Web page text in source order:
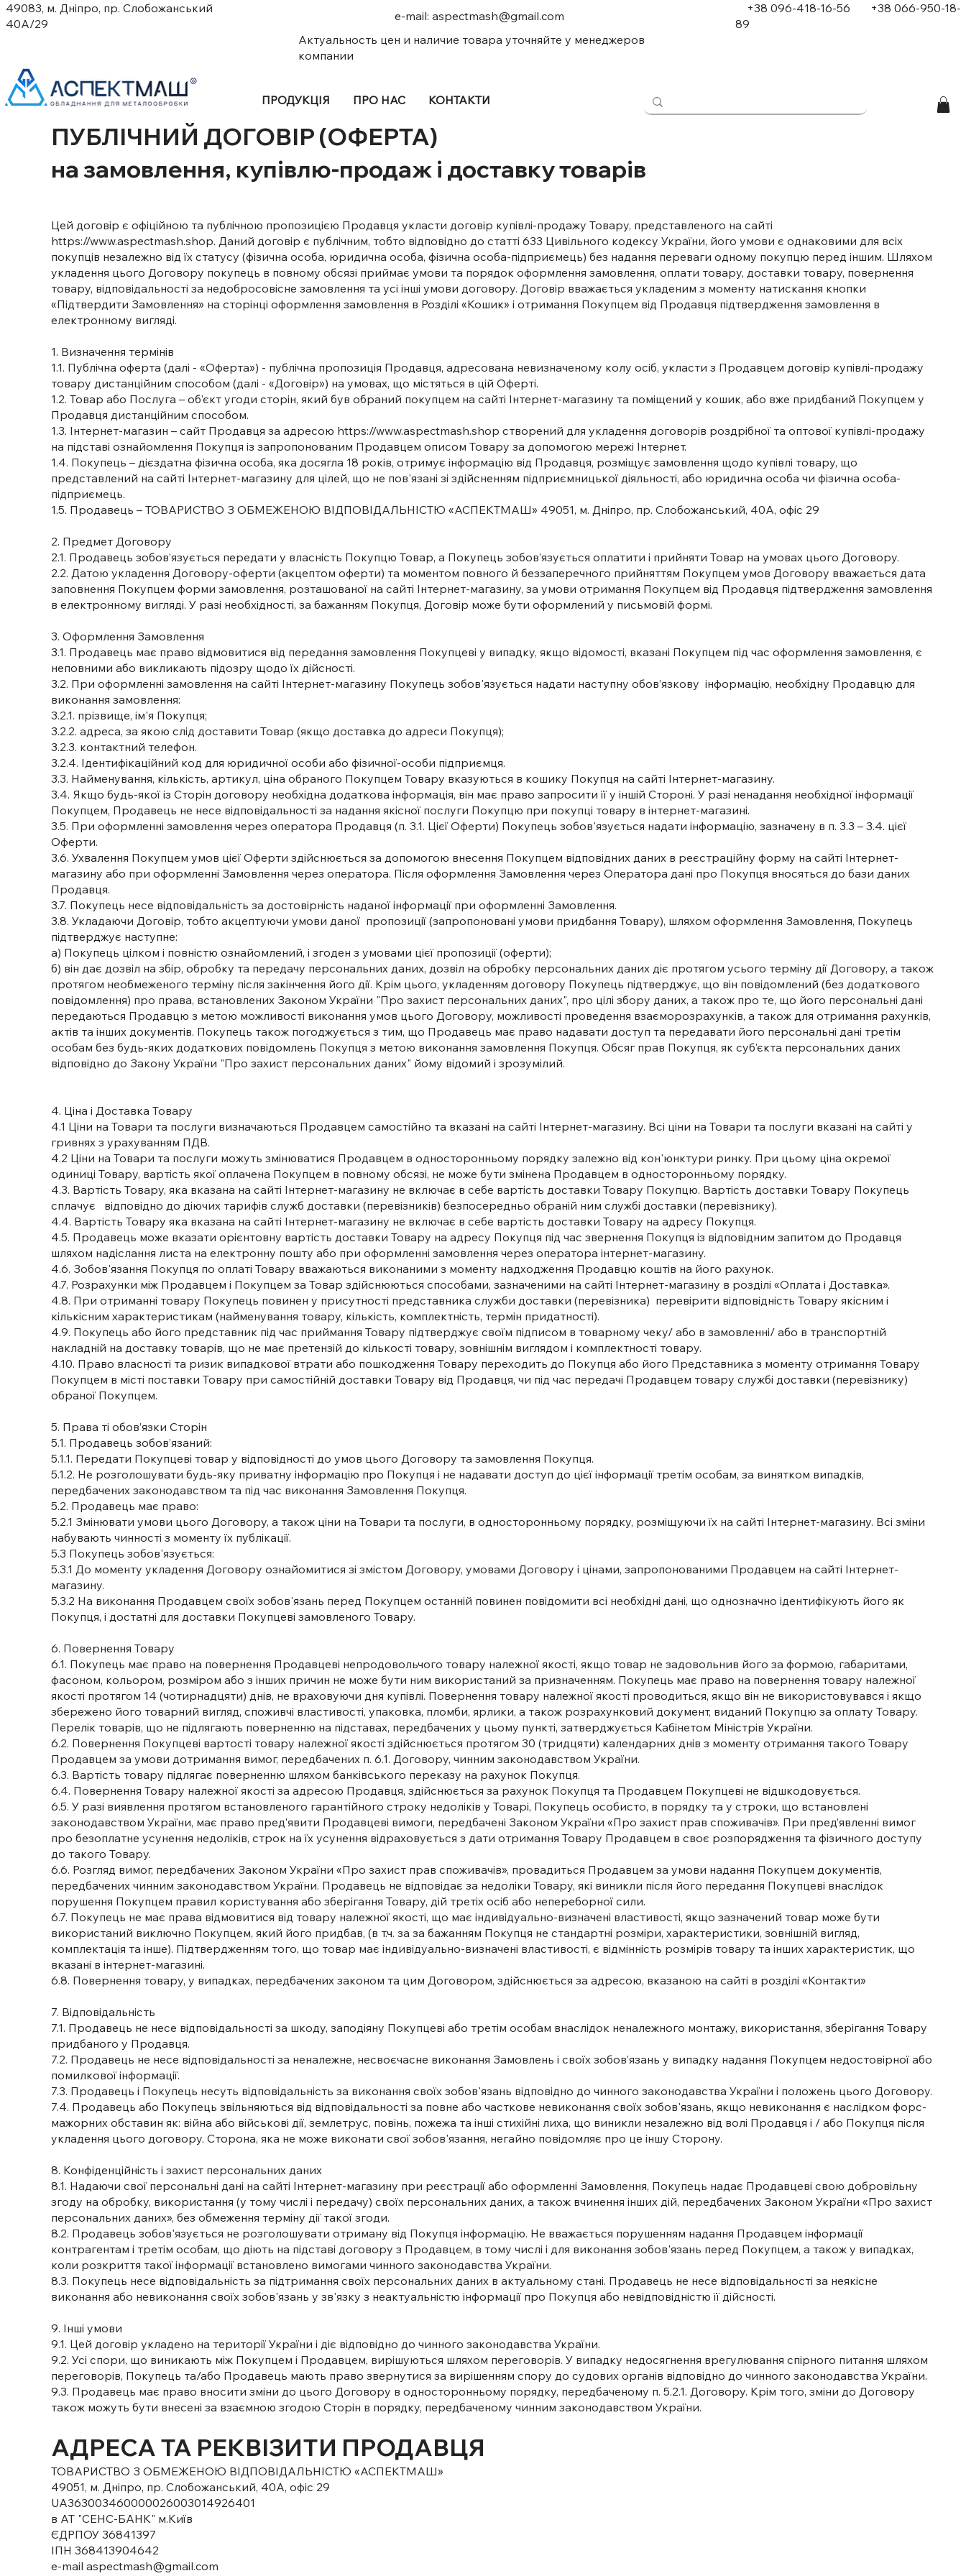
49083, м. Дніпро, пр. Слобожанський
40А/29
e-mail: aspectmash@gmail.com
+38 096-418-16-56 +38 066-950-18-
89
Актуальность цен и наличие товара уточняйте у менеджеров
компании
ПРОДУКЦІЯ ПРО НАС КОНТАКТИ
ПУБЛІЧНИЙ ДОГОВІР (ОФЕРТА)
на замовлення, купівлю-продаж і доставку товарів
Цей договір є офіційною та публічною пропозицією Продавця укласти договір купівлі-продажу Товару, представленого на сайті
https://www.aspectmash.shop. Даний договір є публічним, тобто відповідно до статті 633 Цивільного кодексу України, його умови є однаковими для всіх
покупців незалежно від їх статусу (фізична особа, юридична особа, фізична особа-підприємець) без надання переваги одному покупцю перед іншим. Шляхом
укладення цього Договору покупець в повному обсязі приймає умови та порядок оформлення замовлення, оплати товару, доставки товару, повернення
товару, відповідальності за недобросовісне замовлення та усі інші умови договору. Договір вважається укладеним з моменту натискання кнопки
«Підтвердити Замовлення» на сторінці оформлення замовлення в Розділі «Кошик» і отримання Покупцем від Продавця підтвердження замовлення в
електронному вигляді.
1. Визначення термінів
1.1. Публічна оферта (далі - «Оферта») - публічна пропозиція Продавця, адресована невизначеному колу осіб, укласти з Продавцем договір купівлі-продажу
товару дистанційним способом (далі - «Договір») на умовах, що містяться в цій Оферті.
1.2. Товар або Послуга – об'єкт угоди сторін, який був обраний покупцем на сайті Інтернет-магазину та поміщений у кошик, або вже придбаний Покупцем у
Продавця дистанційним способом.
1.3. Інтернет-магазин – сайт Продавця за адресою https://www.aspectmash.shop створений для укладення договорів роздрібної та оптової купівлі-продажу
на підставі ознайомлення Покупця із запропонованим Продавцем описом Товару за допомогою мережі Інтернет.
1.4. Покупець – дієздатна фізична особа, яка досягла 18 років, отримує інформацію від Продавця, розміщує замовлення щодо купівлі товару, що
представлений на сайті Інтернет-магазину для цілей, що не пов'язані зі здійсненням підприємницької діяльності, або юридична особа чи фізична особа-
підприємець.
1.5. Продавець – ТОВАРИСТВО З ОБМЕЖЕНОЮ ВІДПОВІДАЛЬНІСТЮ «АСПЕКТМАШ» 49051, м. Дніпро, пр. Слобожанський, 40А, офіс 29
2. Предмет Договору
2.1. Продавець зобов’язується передати у власність Покупцю Товар, а Покупець зобов’язується оплатити і прийняти Товар на умовах цього Договору.
2.2. Датою укладення Договору-оферти (акцептом оферти) та моментом повного й беззаперечного прийняттям Покупцем умов Договору вважається дата
заповнення Покупцем форми замовлення, розташованої на сайті Інтернет-магазину, за умови отримання Покупцем від Продавця підтвердження замовлення
в електронному вигляді. У разі необхідності, за бажанням Покупця, Договір може бути оформлений у письмовій формі.
3. Оформлення Замовлення
3.1. Продавець має право відмовитися від передання замовлення Покупцеві у випадку, якщо відомості, вказані Покупцем під час оформлення замовлення, є
неповними або викликають підозру щодо їх дійсності.​
3.2. При оформленні замовлення на сайті Інтернет-магазину Покупець зобов'язується надати наступну обов’язкову інформацію, необхідну Продавцю для
виконання замовлення:
3.2.1. прізвище, ім'я Покупця;
3.2.2. адреса, за якою слід доставити Товар (якщо доставка до адреси Покупця);
3.2.3. контактний телефон.
3.2.4. Ідентифікаційний код для юридичної особи або фізичної-особи підприємця.
3.3. Найменування, кількість, артикул, ціна обраного Покупцем Товару вказуються в кошику Покупця на сайті Інтернет-магазину.
3.4. Якщо будь-якої із Сторін договору необхідна додаткова інформація, він має право запросити її у іншій Стороні. У разі ненадання необхідної інформації
Покупцем, Продавець не несе відповідальності за надання якісної послуги Покупцю при покупці товару в інтернет-магазині.
3.5. При оформленні замовлення через оператора Продавця (п. 3.1. Цієї Оферти) Покупець зобов'язується надати інформацію, зазначену в п. 3.3 – 3.4. цієї
Оферти.
3.6. Ухвалення Покупцем умов цієї Оферти здійснюється за допомогою внесення Покупцем відповідних даних в реєстраційну форму на сайті Інтернет-
магазину або при оформленні Замовлення через оператора. Після оформлення Замовлення через Оператора дані про Покупця вносяться до бази даних
Продавця.
3.7. Покупець несе відповідальність за достовірність наданої інформації при оформленні Замовлення.
3.8. Укладаючи Договір, тобто акцептуючи умови даної пропозиції (запропоновані умови придбання Товару), шляхом оформлення Замовлення, Покупець
підтверджує наступне:
а) Покупець цілком і повністю ознайомлений, і згоден з умовами цієї пропозиції (оферти);
б) він дає дозвіл на збір, обробку та передачу персональних даних, дозвіл на обробку персональних даних діє протягом усього терміну дії Договору, а також
протягом необмеженого терміну після закінчення його дії. Крім цього, укладенням договору Покупець підтверджує, що він повідомлений (без додаткового
повідомлення) про права, встановлених Законом України "Про захист персональних даних", про цілі збору даних, а також про те, що його персональні дані
передаються Продавцю з метою можливості виконання умов цього Договору, можливості проведення взаєморозрахунків, а також для отримання рахунків,
актів та інших документів. Покупець також погоджується з тим, що Продавець має право надавати доступ та передавати його персональні дані третім
особам без будь-яких додаткових повідомлень Покупця з метою виконання замовлення Покупця. Обсяг прав Покупця, як суб'єкта персональних даних
відповідно до Закону України "Про захист персональних даних" йому відомий і зрозумілий.
4. Ціна і Доставка Товару
4.1 Ціни на Товари та послуги визначаються Продавцем самостійно та вказані на сайті Інтернет-магазину. Всі ціни на Товари та послуги вказані на сайті у
гривнях з урахуванням ПДВ.
4.2 Ціни на Товари та послуги можуть змінюватися Продавцем в односторонньому порядку залежно від кон'юнктури ринку. При цьому ціна окремої
одиниці Товару, вартість якої оплачена Покупцем в повному обсязі, не може бути змінена Продавцем в односторонньому порядку.
4.3. Вартість Товару, яка вказана на сайті Інтернет-магазину не включає в себе вартість доставки Товару Покупцю. Вартість доставки Товару Покупець
сплачує відповідно до діючих тарифів служб доставки (перевізників) безпосередньо обраній ним службі доставки (перевізнику).
4.4. Вартість Товару яка вказана на сайті Інтернет-магазину не включає в себе вартість доставки Товару на адресу Покупця.
4.5. Продавець може вказати орієнтовну вартість доставки Товару на адресу Покупця під час звернення Покупця із відповідним запитом до Продавця
шляхом надіслання листа на електронну пошту або при оформленні замовлення через оператора інтернет-магазину.
4.6. Зобов'язання Покупця по оплаті Товару вважаються виконаними з моменту надходження Продавцю коштів на його рахунок.
4.7. Розрахунки між Продавцем і Покупцем за Товар здійснюються способами, зазначеними на сайті Інтернет-магазину в розділі «Оплата і Доставка».
4.8. При отриманні товару Покупець повинен у присутності представника служби доставки (перевізника) перевірити відповідність Товару якісним і
кількісним характеристикам (найменування товару, кількість, комплектність, термін придатності).
4.9. Покупець або його представник під час приймання Товару підтверджує своїм підписом в товарному чеку/ або в замовленні/ або в транспортній
накладній на доставку товарів, що не має претензій до кількості товару, зовнішнім виглядом і комплектності товару.
4.10. Право власності та ризик випадкової втрати або пошкодження Товару переходить до Покупця або його Представника з моменту отримання Товару
Покупцем в місті поставки Товару при самостійній доставки Товару від Продавця, чи під час передачі Продавцем товару службі доставки (перевізнику)
обраної Покупцем.
5. Права ті обов’язки Сторін
5.1. Продавець зобов’язаний:
5.1.1. Передати Покупцеві товар у відповідності до умов цього Договору та замовлення Покупця.
5.1.2. Не розголошувати будь-яку приватну інформацію про Покупця і не надавати доступ до цієї інформації третім особам, за винятком випадків,
передбачених законодавством та під час виконання Замовлення Покупця.
5.2. Продавець має право:
5.2.1 Змінювати умови цього Договору, а також ціни на Товари та послуги, в односторонньому порядку, розміщуючи їх на сайті Інтернет-магазину. Всі зміни
набувають чинності з моменту їх публікації.
5.3 Покупець зобов'язується:
5.3.1 До моменту укладення Договору ознайомитися зі змістом Договору, умовами Договору і цінами, запропонованими Продавцем на сайті Інтернет-
магазину.
5.3.2 На виконання Продавцем своїх зобов'язань перед Покупцем останній повинен повідомити всі необхідні дані, що однозначно ідентифікують його як
Покупця, і достатні для доставки Покупцеві замовленого Товару.
6. Повернення Товару
6.1. Покупець має право на повернення Продавцеві непродовольчого товару належної якості, якщо товар не задовольнив його за формою, габаритами,
фасоном, кольором, розміром або з інших причин не може бути ним використаний за призначенням. Покупець має право на повернення товару належної
якості протягом 14 (чотирнадцяти) днів, не враховуючи дня купівлі. Повернення товару належної якості проводиться, якщо він не використовувався і якщо
збережено його товарний вигляд, споживчі властивості, упаковка, пломби, ярлики, а також розрахунковий документ, виданий Покупцю за оплату Товару.
Перелік товарів, що не підлягають поверненню на підставах, передбачених у цьому пункті, затверджується Кабінетом Міністрів України.
6.2. Повернення Покупцеві вартості товару належної якості здійснюється протягом 30 (тридцяти) календарних днів з моменту отримання такого Товару
Продавцем за умови дотримання вимог, передбачених п. 6.1. Договору, чинним законодавством України.
6.3. Вартість товару підлягає поверненню шляхом банківського переказу на рахунок Покупця.
6.4. Повернення Товару належної якості за адресою Продавця, здійснюється за рахунок Покупця та Продавцем Покупцеві не відшкодовується.
6.5. У разі виявлення протягом встановленого гарантійного строку недоліків у Товарі, Покупець особисто, в порядку та у строки, що встановлені
законодавством України, має право пред'явити Продавцеві вимоги, передбачені Законом України «Про захист прав споживачів». При пред’явленні вимог
про безоплатне усунення недоліків, строк на їх усунення відраховується з дати отримання Товару Продавцем в своє розпорядження та фізичного доступу
до такого Товару.
6.6. Розгляд вимог, передбачених Законом України «Про захист прав споживачів», провадиться Продавцем за умови надання Покупцем документів,
передбачених чинним законодавством України. Продавець не відповідає за недоліки Товару, які виникли після його передання Покупцеві внаслідок
порушення Покупцем правил користування або зберігання Товару, дій третіх осіб або непереборної сили.
6.7. Покупець не має права відмовитися від товару належної якості, що має індивідуально-визначені властивості, якщо зазначений товар може бути
використаний виключно Покупцем, який його придбав, (в т.ч. за за бажанням Покупця не стандартні розміри, характеристики, зовнішній вигляд,
комплектація та інше). Підтвердженням того, що товар має індивідуально-визначені властивості, є відмінність розмірів товару та інших характеристик, що
вказані в інтернет-магазині.
6.8. Повернення товару, у випадках, передбачених законом та цим Договором, здійснюється за адресою, вказаною на сайті в розділі «Контакти»
7. Відповідальність
7.1. Продавець не несе відповідальності за шкоду, заподіяну Покупцеві або третім особам внаслідок неналежного монтажу, використання, зберігання Товару
придбаного у Продавця.
7.2. Продавець не несе відповідальності за неналежне, несвоєчасне виконання Замовлень і своїх зобов’язань у випадку надання Покупцем недостовірної або
помилкової інформації.
7.3. Продавець і Покупець несуть відповідальність за виконання своїх зобов'язань відповідно до чинного законодавства України і положень цього Договору.
7.4. Продавець або Покупець звільняються від відповідальності за повне або часткове невиконання своїх зобов'язань, якщо невиконання є наслідком форс-
мажорних обставин як: війна або військові дії, землетрус, повінь, пожежа та інші стихійні лиха, що виникли незалежно від волі Продавця і / або Покупця після
укладення цього договору. Сторона, яка не може виконати свої зобов'язання, негайно повідомляє про це іншу Сторону.
8. Конфіденційність і захист персональних даних
8.1. Надаючи свої персональні дані на сайті Інтернет-магазину при реєстрації або оформленні Замовлення, Покупець надає Продавцеві свою добровільну
згоду на обробку, використання (у тому числі і передачу) своїх персональних даних, а також вчинення інших дій, передбачених Законом України «Про захист
персональних даних», без обмеження терміну дії такої згоди.
8.2. Продавець зобов'язується не розголошувати отриману від Покупця інформацію. Не вважається порушенням надання Продавцем інформації
контрагентам і третім особам, що діють на підставі договору з Продавцем, в тому числі і для виконання зобов'язань перед Покупцем, а також у випадках,
коли розкриття такої інформації встановлено вимогами чинного законодавства України.
8.3. Покупець несе відповідальність за підтримання своїх персональних даних в актуальному стані. Продавець не несе відповідальності за неякісне
виконання або невиконання своїх зобов'язань у зв'язку з неактуальністю інформації про Покупця або невідповідністю її дійсності.
9. Інші умови
9.1. Цей договір укладено на території України і діє відповідно до чинного законодавства України.
9.2. Усі спори, що виникають між Покупцем і Продавцем, вирішуються шляхом переговорів. У випадку недосягнення врегулювання спірного питання шляхом
переговорів, Покупець та/або Продавець мають право звернутися за вирішенням спору до судових органів відповідно до чинного законодавства України.
9.3. Продавець має право вносити зміни до цього Договору в односторонньому порядку, передбаченому п. 5.2.1. Договору. Крім того, зміни до Договору
також можуть бути внесені за взаємною згодою Сторін в порядку, передбаченому чинним законодавством України.
АДРЕСА ТА РЕКВІЗИТИ ПРОДАВЦЯ
ТОВАРИСТВО З ОБМЕЖЕНОЮ ВІДПОВІДАЛЬНІСТЮ «АСПЕКТМАШ»
49051, м. Дніпро, пр. Слобожанський, 40А, офіс 29
UA363003460000026003014926401
в АТ "СЕНС-БАНК" м.Київ
ЄДРПОУ 36841397
ІПН 368413904642
e-mail aspectmash@gmail.com